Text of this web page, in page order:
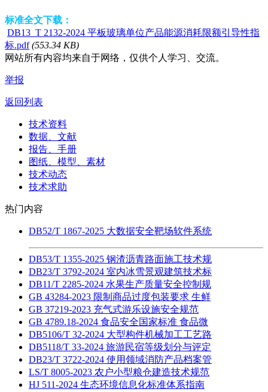
标准全文下载：
DB13_T 2132-2024 平板玻璃单位产品能源消耗限额引导性指
标.pdf (553.34 KB)
网站所有内容均来自于网络，仅供个人学习、交流。
举报
返回列表
技术资料
数据、文献
报告、手册
图纸、模型、素材
技术动态
技术求助
热门内容
DB52/T 1867-2025 大数据安全靶场软件系统
DB53/T 1355-2025 钢渣沥青路面施工技术规
DB23/T 3792-2024 室内冰雪景观建筑技术标
DB11/T 2285-2024 水果生产质量安全控制规
GB 43284-2023 限制商品过度包装要求 生鲜
GB 37219-2023 充气式游乐设施安全规范
GB 4789.18-2024 食品安全国家标准 食品微
DB5106/T 32-2024 大型构件机械加工工艺路
DB5118/T 33-2024 旅游民宿等级划分与评定
DB23/T 3722-2024 使用领域消防产品档案管
LS/T 8005-2023 农户小型粮仓建造技术规范
HJ 511-2024 生态环境信息化标准体系指南